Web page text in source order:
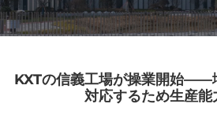
KXTの信義工場が操業開始――
対応するため生産能